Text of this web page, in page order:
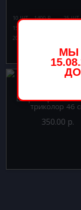
10 ШТ. - 1400 Р.
15 ШТ. - 2100 Р.
20 ШТ. - 2750 Р.
25 ШТ.
50 ШТ. - 5750 Р.
Шар из фольги
триколор 46
350.00 р.
МЫ